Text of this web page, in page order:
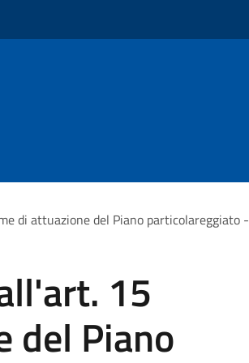
di attuazione del Piano particolareggiato -
15
del Piano